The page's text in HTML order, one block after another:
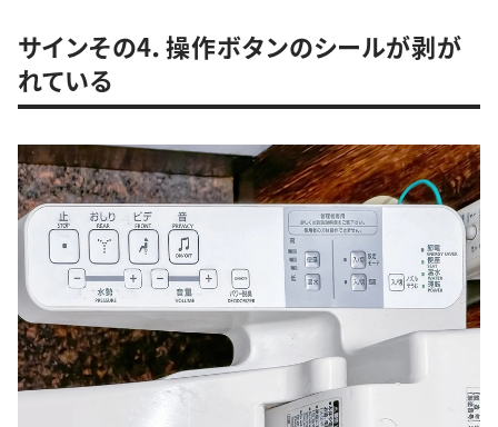
サインその4．操作ボタンのシールが剥が
れている